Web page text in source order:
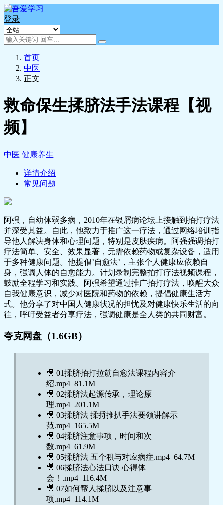
登录
首页
中医
正文
救命保生揉脐法手法课程【视
频】
中医 健康养生
详情介绍
常见问题
阿强，自幼体弱多病，2010年在银屑病论坛上接触到拍打疗法
并深受其益。自此，他致力于推广这一疗法，通过网络培训指
导他人解决身体和心理问题，特别是皮肤疾病。阿强强调拍打
疗法简单、安全、效果显著，无需依赖药物或复杂设备，适用
于多种健康问题。他提倡’自愈法’，主张个人健康应依赖自
身，强调人体的自愈能力。计划录制完整拍打疗法视频课程，
鼓励全程学习和实践。阿强希望通过推广拍打疗法，唤醒大众
自我健康意识，减少对医院和药物的依赖，提倡健康生活方
式。他分享了对中国人健康状况的担忧及对健康快乐生活的向
往，呼吁受益者分享疗法，强调健康是全人类的共同财富。
夸克网盘（1.6GB）
🎥 01揉脐拍打拉筋自愈法课程内容介
绍.mp4 81.1M
🎥 02揉脐法起源传承，理论原
理.mp4 201.1M
🎥 03揉脐法 揉捋推扒手法要领讲解示
范.mp4 165.5M
🎥 04揉脐注意事项，时间和次
数.mp4 61.9M
🎥 05揉脐法 五个积与对应病症.mp4 64.7M
🎥 06揉脐法心法口诀 心得体
会！.mp4 116.4M
🎥 07如何帮人揉脐以及注意事
项.mp4 114.1M